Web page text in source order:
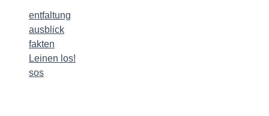
entfaltung
ausblick
fakten
Leinen los!
sos